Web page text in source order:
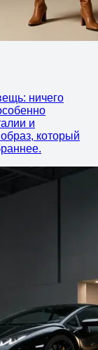
ничего
и
который